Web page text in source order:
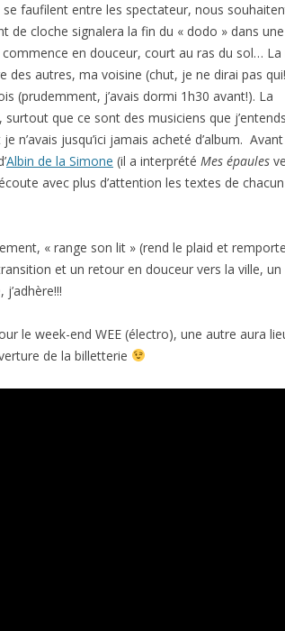
faufilent entre les spectateur, nous
de cloche signalera la fin du « dodo » dans une
en douceur, court au ras du sol… La
autres, ma voisine (chut, je ne dirai pas
(prudemment, j’avais dormi 1h30 avant!). La
que ce sont des musiciens que j’entends
n’avais jusqu’ici jamais acheté d’album.
Albin de la Simone (il a interprété Mes épaules
avec plus d’attention les textes de chacun
« range son lit » (rend le plaid et
et un retour en douceur vers la ville, un
le week-end WEE (électro), une autre aura
de la billetterie